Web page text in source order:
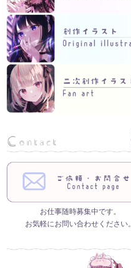
お仕事随時募集中です。
お気軽にお問い合わせください。